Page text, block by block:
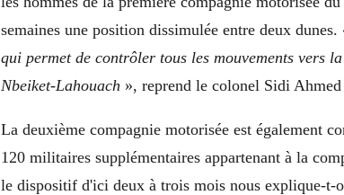
semaines une position dissimulée entre deux dunes.
qui permet de contrôler tous les mouvements vers
Nbeiket-Lahouach », reprend le colonel Sidi
La deuxième compagnie motorisée est également
120 militaires supplémentaires appartenant à la
le dispositif d'ici deux à trois mois nous explique-t-